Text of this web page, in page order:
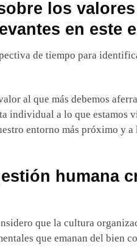
los
en este
de tiempo para
al que más debemos
individual a lo que estamos
entorno más próximo y
humana
que la cultura
que emanan del bien